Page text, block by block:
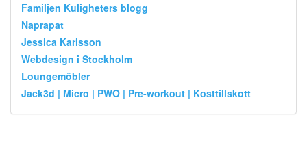
Familjen Kuligheters blogg
Naprapat
Jessica Karlsson
Webdesign i Stockholm
Loungemöbler
Jack3d | Micro | PWO | Pre-workout | Kosttillskott